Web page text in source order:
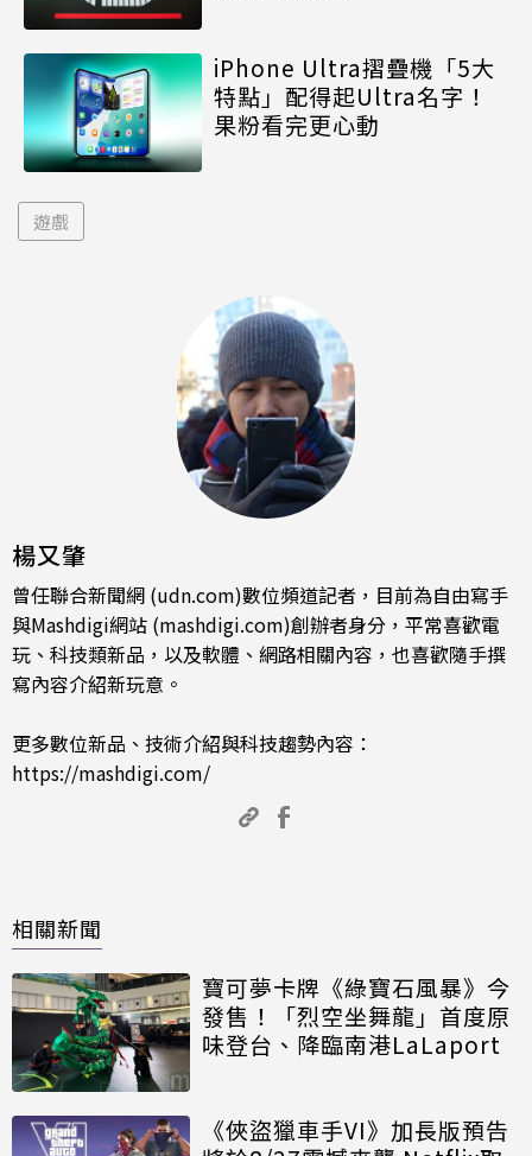
iPhone Ultra摺疊機「5大
特點」配得起Ultra名字！
果粉看完更心動
遊戲
楊又肇
曾任聯合新聞網 (udn.com)數位頻道記者，目前為自由寫手
與Mashdigi網站 (mashdigi.com)創辦者身分，平常喜歡電
玩、科技類新品，以及軟體、網路相關內容，也喜歡隨手撰
寫內容介紹新玩意。
更多數位新品、技術介紹與科技趨勢內容：
https://mashdigi.com/
相關新聞
寶可夢卡牌《綠寶石風暴》今
發售！「烈空坐舞龍」首度原
味登台、降臨南港LaLaport
《俠盜獵車手VI》加長版預告